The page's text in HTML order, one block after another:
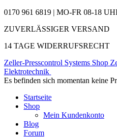
0170 961 6819 | MO-FR 08-18
ZUVERLÄSSIGER VERSAND
14 TAGE WIDERRUFSRECHT
Zeller-Presscontrol Systems Shop
Elektrotechnik
Es befinden sich momentan keine
Startseite
Shop
Mein Kundenkonto
Blog
Forum